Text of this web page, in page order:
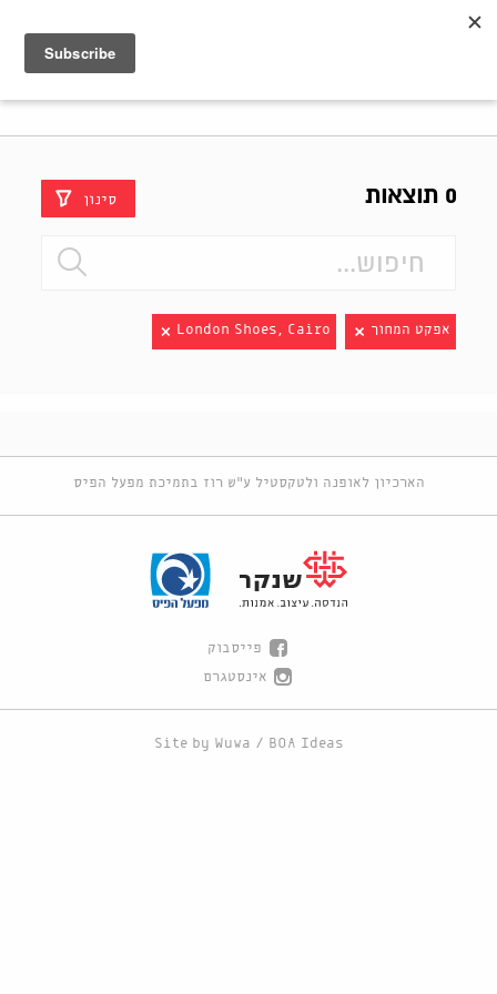
0 תוצאות סינון
אפקט המחוך London Shoes, Cairo
הארכיון לאופנה ולטקסטיל ע"ש רוז בתמיכת מפעל הפיס
פייסבוק
אינסטגרם
Site by Wuwa / BOA Ideas